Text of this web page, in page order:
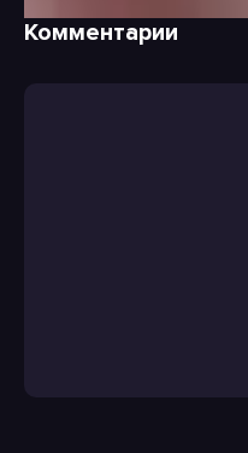
Комментарии